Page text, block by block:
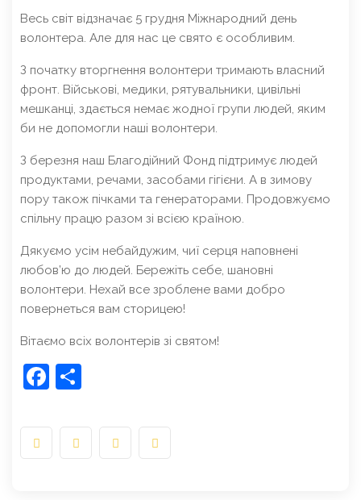
Весь світ відзначає 5 грудня Міжнародний день
волонтера. Але для нас це свято є особливим.
З початку вторгнення волонтери тримають власний
фронт. Військові, медики, рятувальники, цивільні
мешканці, здається немає жодної групи людей, яким
би не допомогли наші волонтери.
З березня наш Благодійний Фонд підтримує людей
продуктами, речами, засобами гігієни. А в зимову
пору також пічками та генераторами. Продовжуємо
спільну працю разом зі всією країною.
Дякуємо усім небайдужим, чиї серця наповнені
любов’ю до людей. Бережіть себе, шановні
волонтери. Нехай все зроблене вами добро
повернеться вам сторицею!
Вітаємо всіх волонтерів зі святом!
Facebook